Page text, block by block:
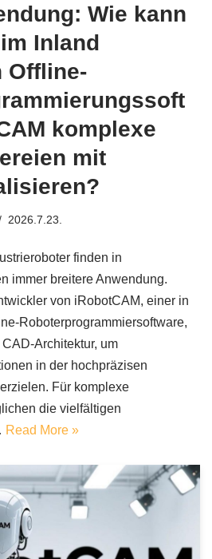
Wie kann
Inland
Offline-
komplexe
mit
2026.7.23.
finden in
immer breitere Anwendung.
von iRobotCAM, einer in
Roboterprogrammiersoftware,
Architektur, um
in der hochpräzisen
Für komplexe
die vielfältigen
Read More »